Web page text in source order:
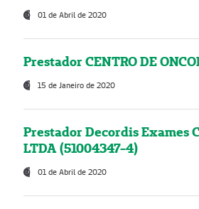
01 de Abril de 2020
Prestador CENTRO DE
15 de Janeiro de 2020
Prestador Decordis Exames
LTDA (51004347-4)
01 de Abril de 2020